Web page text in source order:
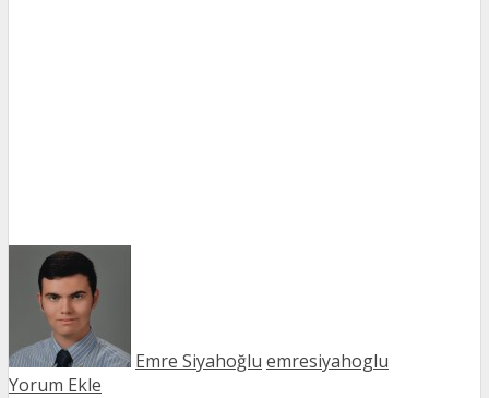
Emre Siyahoğlu emresiyahoglu
Yorum Ekle